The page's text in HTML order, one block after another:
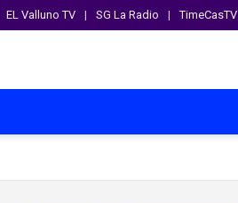
EL Valluno TV SG La Radio TimeCasTV